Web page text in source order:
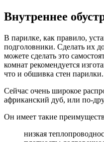
Внутреннее
В парилке, как правило,
подголовники. Сделать их
можете сделать это
комнат рекомендуется
что и обшивка стен парилки.
Сейчас очень широкое
африканский дуб, или по-
Он имеет такие
низкая